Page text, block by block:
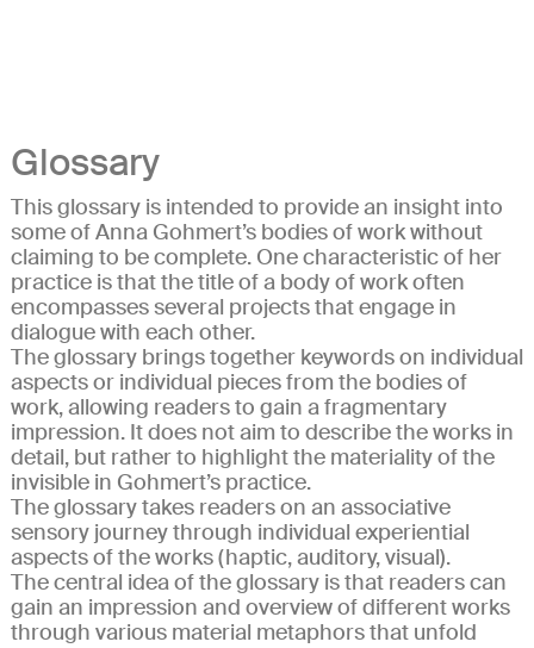
Glossary
This glossary is intended to provide an insight into
some of Anna Gohmert’s bodies of work without
claiming to be complete. One characteristic of her
practice is that the title of a body of work often
encompasses several projects that engage in
dialogue with each other.
The glossary brings together keywords on individual
aspects or individual pieces from the bodies of
work, allowing readers to gain a fragmentary
impression. It does not aim to describe the works in
detail, but rather to highlight the materiality of the
invisible in Gohmert’s practice.
The glossary takes readers on an associative
sensory journey through individual experiential
aspects of the works (haptic, auditory, visual).
The central idea of the glossary is that readers can
gain an impression and overview of different works
through various material metaphors that unfold